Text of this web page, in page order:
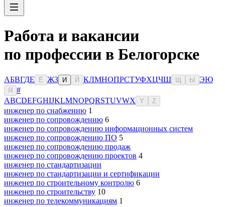
Работа и вакансии
по профессии в Белогорске
АБВГДЕ Ё ЖЗ И Й КЛМНОПРСТУФХЦЧШ Ы ЭЮ
Я
#
ABCDEFGHIJKLMNOPQRSTUVWX Y Z
инженер по снабжению 1
инженер по сопровождению 6
инженер по сопровождению информационных систем
инженер по сопровождению ПО 5
инженер по сопровождению продаж
инженер по сопровождению проектов 4
инженер по стандартизации
инженер по стандартизации и сертификации
инженер по строительному контролю 6
инженер по строительству 10
инженер по телекоммуникациям 1